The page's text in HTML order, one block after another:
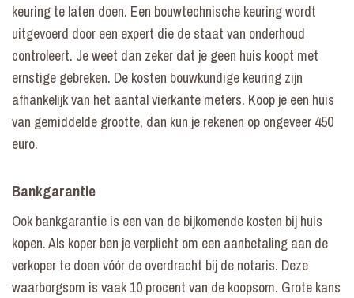
keuring te laten doen. Een bouwtechnische keuring wordt
uitgevoerd door een expert die de staat van onderhoud
controleert. Je weet dan zeker dat je geen huis koopt met
ernstige gebreken. De kosten bouwkundige keuring zijn
afhankelijk van het aantal vierkante meters. Koop je een huis
van gemiddelde grootte, dan kun je rekenen op ongeveer 450
euro.
Bankgarantie
Ook bankgarantie is een van de bijkomende kosten bij huis
kopen. Als koper ben je verplicht om een aanbetaling aan de
verkoper te doen vóór de overdracht bij de notaris. Deze
waarborgsom is vaak 10 procent van de koopsom. Grote kans